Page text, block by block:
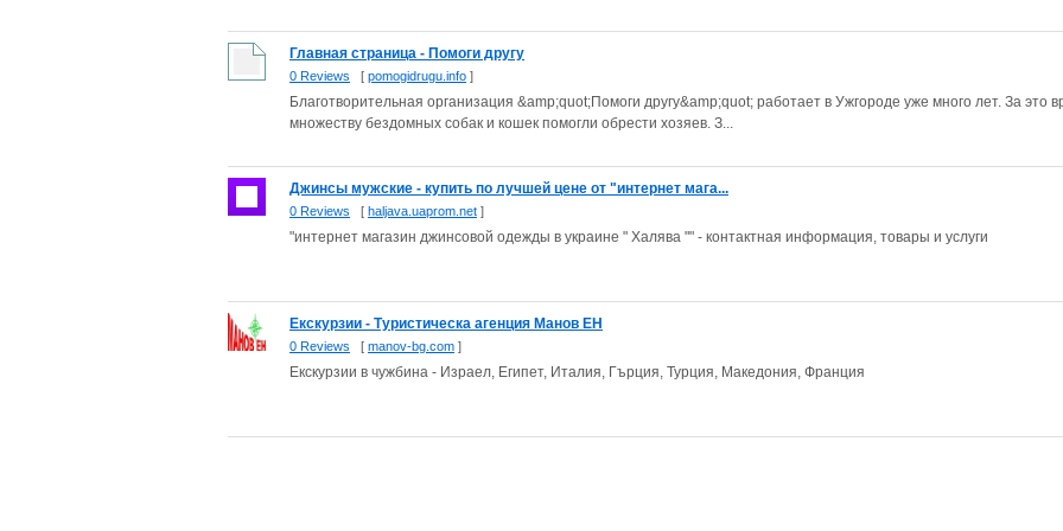
Главная страница - Помоги другу
0 Reviews [ pomogidrugu.info ]
Благотворительная организация &amp;quot;Помоги другу&amp;quot; работает в Ужгороде уже много лет. За это
множеству бездомных собак и кошек помогли обрести хозяев. З...
Джинсы мужские - купить по лучшей цене от "интернет мага...
0 Reviews [ haljava.uaprom.net ]
"интернет магазин джинсовой одежды в украине " Халява "" - контактная информация, товары и услуги
Екскурзии - Туристическа агенция Манов ЕН
0 Reviews [ manov-bg.com ]
Екскурзии в чужбина - Израел, Египет, Италия, Гърция, Турция, Македония, Франция